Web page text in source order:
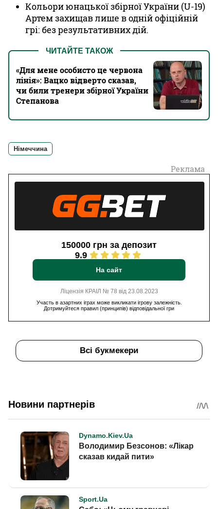
Кольори юнацької збірної України (U-19)
Артем захищав лише в одній офіційній
грі: без результативних дій.
ЧИТАЙТЕ ТАКОЖ
«‎Для мене особисто це червона
лінія»: Вацко відверто сказав,
чи били тренери збірної України
Степанова
Німеччина
Реклама
150000 грн за депозит
9.9
На сайт
Ліцензія КРАІЛ № 78 від 23.08.2023
Участь в азартних іграх може викликати ігрову залежність.
Дотримуйтеся правил (принципів) відповідальної гри
Всі букмекери